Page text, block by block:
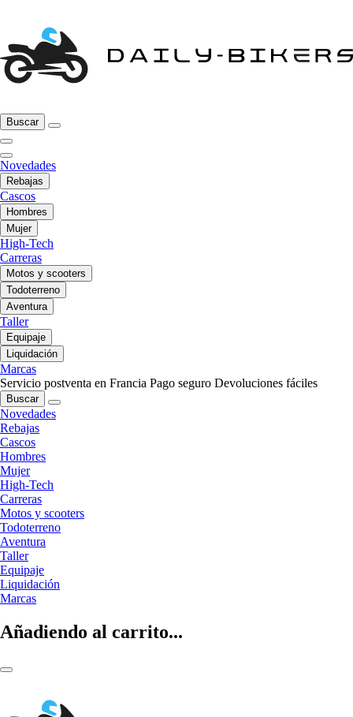
Buscar
Novedades
Rebajas
Cascos
Hombres
Mujer
High-Tech
Carreras
Motos y scooters
Todoterreno
Aventura
Taller
Equipaje
Liquidación
Marcas
Servicio postventa en Francia Pago seguro Devoluciones fáciles
Buscar
Novedades
Rebajas
Cascos
Hombres
Mujer
High-Tech
Carreras
Motos y scooters
Todoterreno
Aventura
Taller
Equipaje
Liquidación
Marcas
Añadiendo al carrito...